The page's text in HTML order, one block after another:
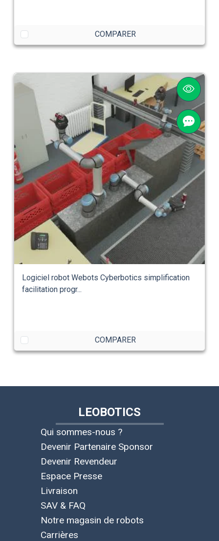
COMPARER
Logiciel robot Webots Cyberbotics simplification
facilitation progr...
COMPARER
LEOBOTICS
Qui sommes-nous ?
Devenir Partenaire Sponsor
Devenir Revendeur
Espace Presse
Livraison
SAV & FAQ
Notre magasin de robots
Carrières